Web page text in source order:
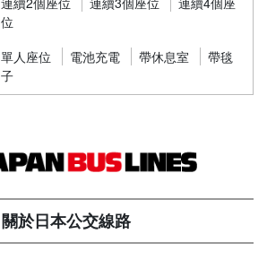
位
單人座位 電池充電 帶休息室
帶毯
子
關於日本公交線路